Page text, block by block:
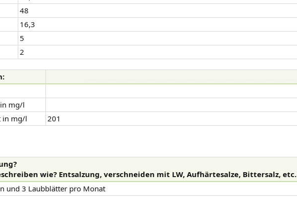
48
16,3
5
2
mg/l
in mg/l
201
wie? Entsalzung, verschneiden mit LW, Aufhärtesalze, Bittersalz, etc.​
und 3 Laubblätter pro Monat